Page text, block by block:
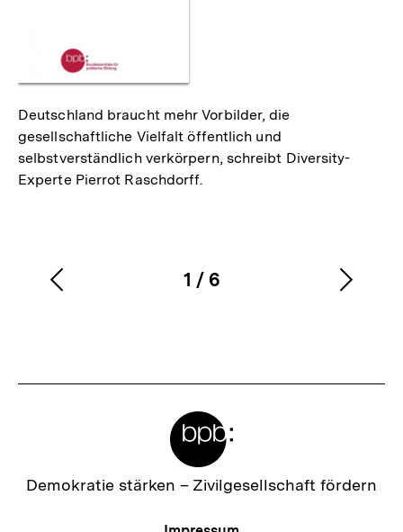
Deutschland braucht mehr Vorbilder, die
gesellschaftliche Vielfalt öffentlich und
selbstverständlich verkörpern, schreibt Diversity-
Experte Pierrot Raschdorff.
Karussellinhalt
1
von
/ 6
Vorherigen
Zur
Demokratie stärken – Zivilgesellschaft fördern